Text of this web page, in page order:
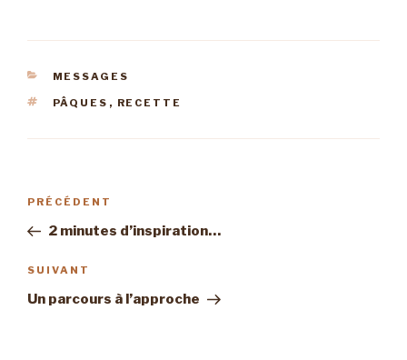
CATÉGORIES
MESSAGES
ÉTIQUETTES
PÂQUES , RECETTE
Navigation
l’article
Article
précédent
PRÉCÉDENT
2 minutes d’inspiration…
Article
suivant
SUIVANT
Un parcours à l’approche